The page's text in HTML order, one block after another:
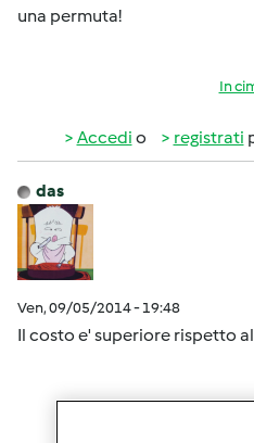
una permuta!
In
Accedi o registrati
das
Ven, 09/05/2014 - 19:48
Il costo e' superiore rispetto
In